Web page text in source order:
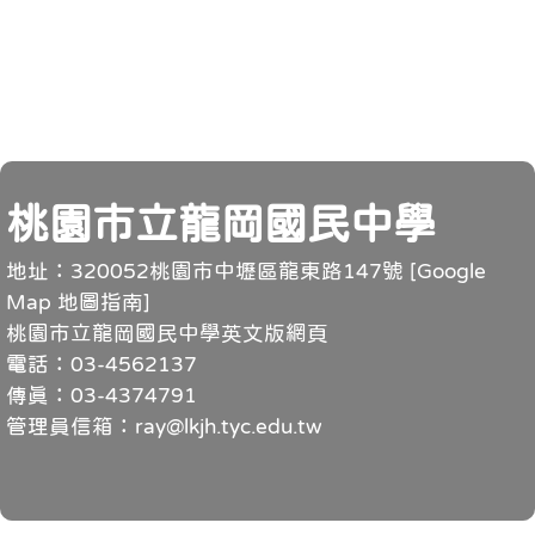
頁尾
桃園市立龍岡國民中學
地址：320052桃園市中壢區龍東路147號 [Google
Map 地圖指南]
桃園市立龍岡國民中學英文版網頁
電話：03-4562137
傳真：03-4374791
管理員信箱：ray@lkjh.tyc.edu.tw